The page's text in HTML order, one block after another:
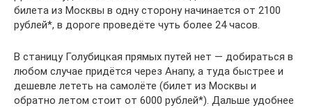
билета из Москвы в одну сторону начинается от 2100
рублей*, в дороге проведёте чуть более 24 часов.
В станицу Голубицкая прямых путей нет — добираться в
любом случае придётся через Анапу, а туда быстрее и
дешевле лететь на самолёте (билет из Москвы и
обратно летом стоит от 6000 рублей*). Дальше удобнее